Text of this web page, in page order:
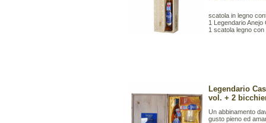
scatola in legno
1 Legendario Anejo
1 scatola legno con
Legendario
vol. + 2
Un abbinamento
gusto pieno ed